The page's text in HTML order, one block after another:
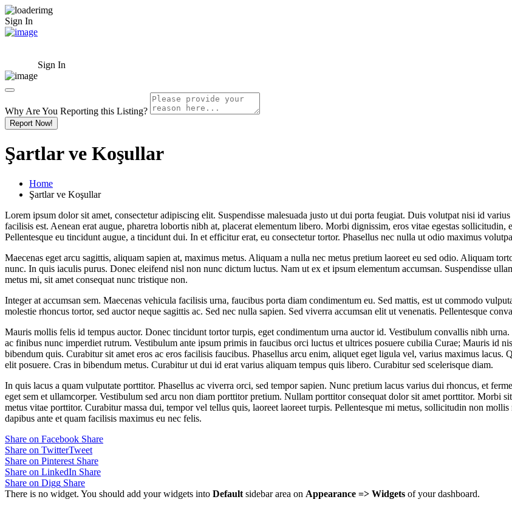
Sign In
Sign In
Why Are You Reporting this Listing?
Report Now!
Şartlar ve Koşullar
Home
Şartlar ve Koşullar
Lorem ipsum dolor sit amet, consectetur adipiscing elit. Suspendisse malesuada justo ut dui porta feugiat. Duis volutpat nisi id
facilisis est. Aenean erat augue, pharetra lobortis nibh at, placerat elementum libero. Morbi dignissim, eros vitae egestas
Pellentesque eu tincidunt augue, a tincidunt dui. In et efficitur erat, eu consectetur tortor. Phasellus nec nulla ut odio maximus
Maecenas eget arcu sagittis, aliquam sapien at, maximus metus. Aliquam a nulla nec metus pretium laoreet eu sed odio. Aliquam
nunc. In quis iaculis purus. Donec eleifend nisl non nunc dictum luctus. Nam ut ex et ipsum elementum accumsan. Suspendisse
metus mi, sit amet consequat nunc tristique non.
Integer at accumsan sem. Maecenas vehicula facilisis urna, faucibus porta diam condimentum eu. Sed mattis, est ut commodo
molestie rhoncus tortor, sed auctor neque sagittis ac. Sed nec nulla sapien. Sed viverra accumsan elit ut venenatis. Pellentesque
Mauris mollis felis id tempus auctor. Donec tincidunt tortor turpis, eget condimentum urna auctor id. Vestibulum convallis nibh
ac finibus nunc imperdiet rutrum. Vestibulum ante ipsum primis in faucibus orci luctus et ultrices posuere cubilia Curae; Mauris id
bibendum quis. Curabitur sit amet eros ac eros facilisis faucibus. Phasellus arcu enim, aliquet eget ligula vel, varius maximus lacus.
elit posuere. Cras in bibendum metus. Curabitur ut dui id erat varius aliquam tempus quis libero. Curabitur sed scelerisque diam.
In quis lacus a quam vulputate porttitor. Phasellus ac viverra orci, sed tempor sapien. Nunc pretium lacus varius dui rhoncus, et
eget sem et ullamcorper. Vestibulum sed arcu non diam porttitor pretium. Nullam porttitor consequat dolor sit amet porttitor. Morbi
metus vitae porttitor. Curabitur massa dui, tempor vel tellus quis, laoreet laoreet turpis. Pellentesque mi metus, sollicitudin non
dapibus ante et quam facilisis maximus eu nec felis.
Share on Facebook Share
Share on TwitterTweet
Share on Pinterest Share
Share on LinkedIn Share
Share on Digg Share
There is no widget. You should add your widgets into Default sidebar area on Appearance => Widgets of your dashboard.